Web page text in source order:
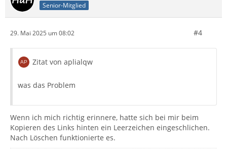
Senior-Mitglied
29. Mai 2025 um 08:02 #4
Zitat von aplialqw
was das Problem
Wenn ich mich richtig erinnere, hatte sich bei mir beim
Kopieren des Links hinten ein Leerzeichen eingeschlichen.
Nach Löschen funktionierte es.